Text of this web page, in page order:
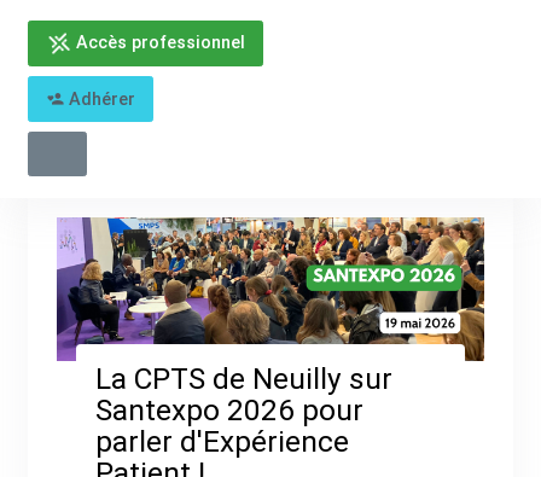
Accès professionnel
Adhérer
La CPTS de Neuilly sur
Santexpo 2026 pour
parler d'Expérience